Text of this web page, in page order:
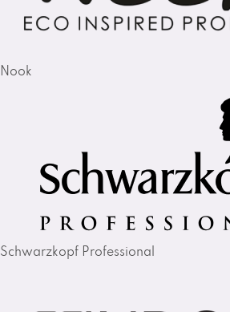
Nook
Schwarzkopf Professional